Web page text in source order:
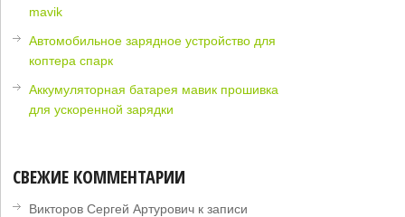
mavik
Автомобильное зарядное устройство для
коптера спарк
Аккумуляторная батарея мавик прошивка
для ускоренной зарядки
СВЕЖИЕ КОММЕНТАРИИ
Викторов Сергей Артурович к записи